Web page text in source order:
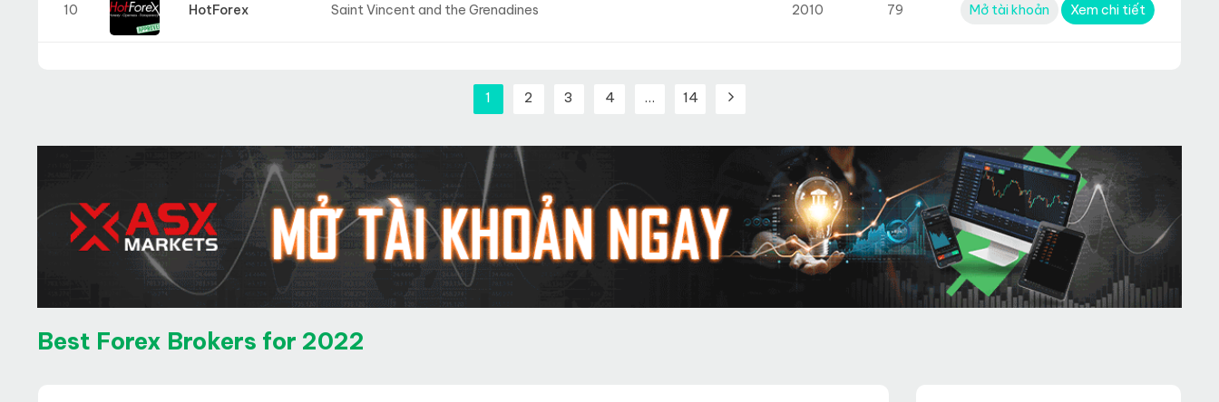
10 HotForex Saint Vincent and the Grenadines 2010 79 Mở tài khoản Xem chi tiết
1 2 3 4 … 14
Best Forex Brokers for 2022